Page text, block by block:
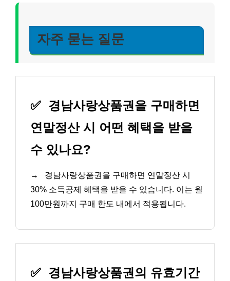
자주 묻는 질문
✅ 경남사랑상품권을 구매하면
연말정산 시 어떤 혜택을 받을
수 있나요?
→
경남사랑상품권을 구매하면 연말정산 시
30% 소득공제 혜택을 받을 수 있습니다. 이는 월
100만원까지 구매 한도 내에서 적용됩니다.
✅ 경남사랑상품권의 유효기간